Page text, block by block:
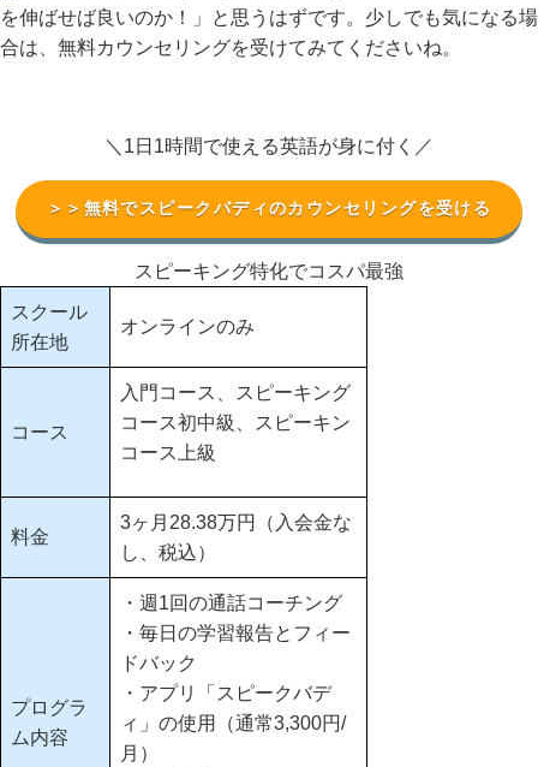
を伸ばせば良いのか！」と思うはずです。少しでも気になる場
合は、無料カウンセリングを受けてみてくださいね。
＼1日1時間で使える英語が身に付く／
＞＞無料でスピークバディのカウンセリングを受ける
スピーキング特化でコスパ最強
スクール
所在地
オンラインのみ
コース
入門コース、スピーキング
コース初中級、スピーキン
コース上級
料金
3ヶ月28.38万円（入会金な
し、税込）
プログラ
ム内容
・週1回の通話コーチング
・毎日の学習報告とフィー
ドバック
・アプリ「スピークバデ
ィ」の使用（通常3,300円/
月）